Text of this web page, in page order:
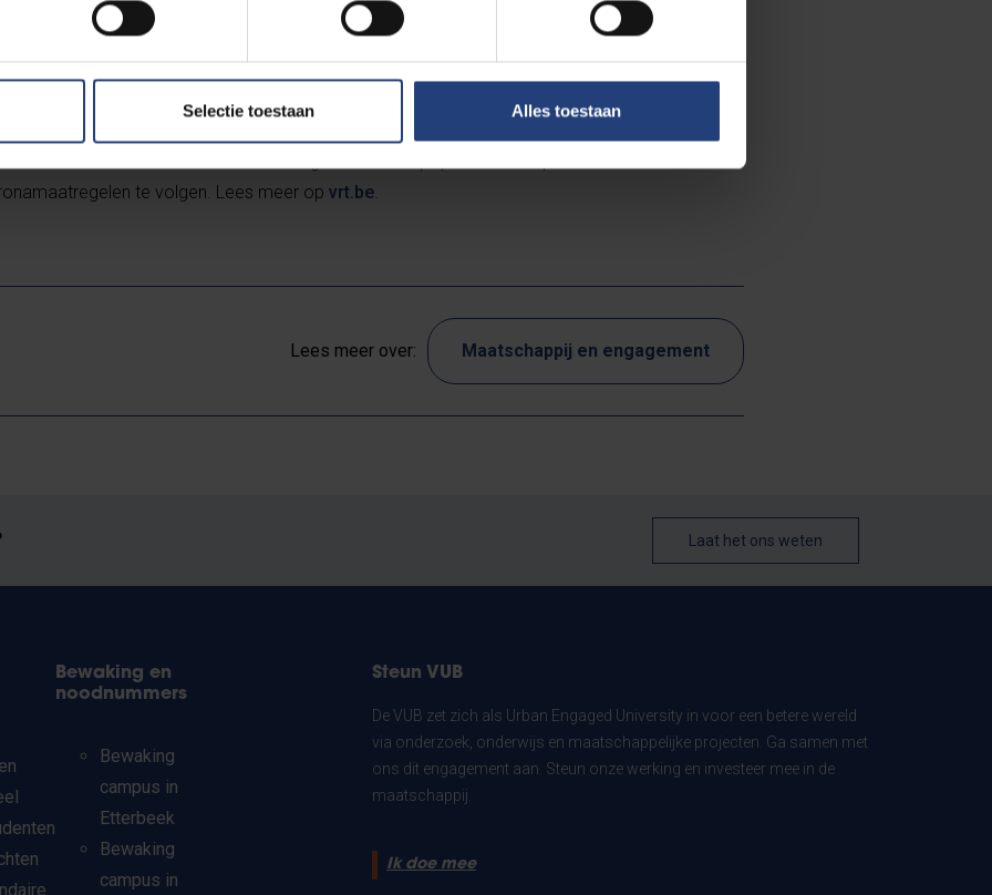
Selectie toestaan Alles toestaan
vast dat de Vlaming steeds minder tevreden is over de corona-
concrete acties dat te maken zou kunnen hebben, kan VUB-politicoloog
te volgen. Lees meer op vrt.be
Lees meer over: Maatschappij en engagement
Laat het ons weten
Bewaking en
noodnummers
Bewaking
campus in
Etterbeek
Bewaking
campus in
Steun VUB
De VUB zet zich als Urban Engaged University in voor een betere wereld
via onderzoek, onderwijs en maatschappelijke projecten. Ga samen met
ons dit engagement aan. Steun onze werking en investeer mee in de
maatschappij.
Ik doe mee